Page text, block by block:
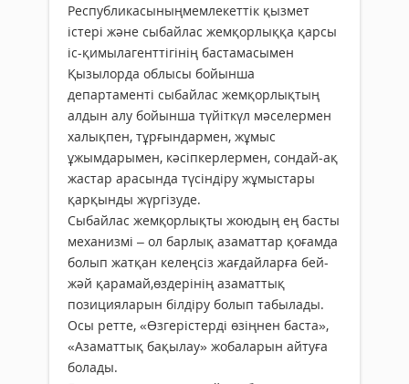
Республикасыныңмемлекеттік қызмет
істері және сыбайлас жемқорлыққа қарсы
іс-қимылагенттігінің бастамасымен
Қызылорда облысы бойынша
департаменті сыбайлас жемқорлықтың
алдын алу бойынша түйіткүл мәселермен
халықпен, тұрғындармен, жұмыс
ұжымдарымен, кәсіпкерлермен, сондай-ақ
жастар арасында түсіндіру жұмыстары
қарқынды жүргізуде.
Сыбайлас жемқорлықты жоюдың ең басты
механизмі – ол барлық азаматтар қоғамда
болып жатқан келеңсіз жағдайларға бей-
жәй қарамай,өздерінің азаматтық
позицияларын білдіру болып табылады.
Осы ретте, «Өзгерістерді өзіңнен баста»,
«Азаматтық бақылау» жобаларын айтуға
болады.